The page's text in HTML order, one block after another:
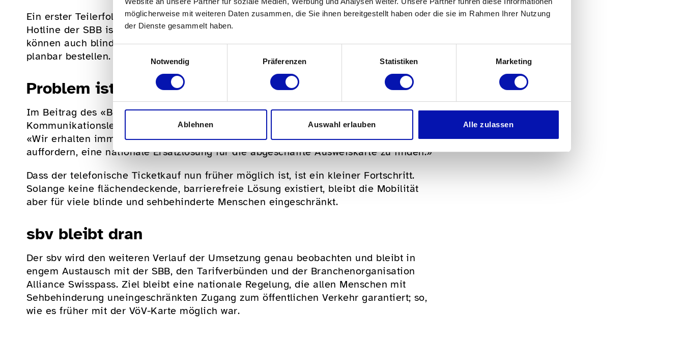
möglicherweise mit weiteren Daten zusammen, die Sie ihnen bereitgestellt haben oder die sie im Rahmen Ihrer Nutzung
der Dienste gesammelt haben.
Notwendig
Präferenzen Statistiken Marketing
Ablehnen Auswahl erlauben Alle zulassen
Ein erster Teilerfolg ist nun erreicht: Der telefonische Ticketverkauf über die Gratis-
Hotline der SBB ist künftig nicht mehr auf 24 Stunden im Voraus beschränkt. Damit
können auch blinde und sehbehinderte Menschen ihre Tickets zeitlich flexibel und
planbar bestellen.
Problem ist nicht gelöst
Im Beitrag des «Beobachter» zu dieser Neuerung (in den Links) betont unser
Kommunikationsleiter Martin Abele, dass das Problem damit noch nicht gelöst ist:
«Wir erhalten immer noch viele Reaktionen aus unseren Sektionen, die uns
auffordern, eine nationale Ersatzlösung für die abgeschaffte Ausweiskarte zu finden.»
Dass der telefonische Ticketkauf nun früher möglich ist, ist ein kleiner Fortschritt.
Solange keine flächendeckende, barrierefreie Lösung existiert, bleibt die Mobilität
aber für viele blinde und sehbehinderte Menschen eingeschränkt.
sbv bleibt dran
Der sbv wird den weiteren Verlauf der Umsetzung genau beobachten und bleibt in
engem Austausch mit der SBB, den Tarifverbünden und der Branchenorganisation
Alliance Swisspass. Ziel bleibt eine nationale Regelung, die allen Menschen mit
Sehbehinderung uneingeschränkten Zugang zum öffentlichen Verkehr garantiert; so,
wie es früher mit der VöV-Karte möglich war.